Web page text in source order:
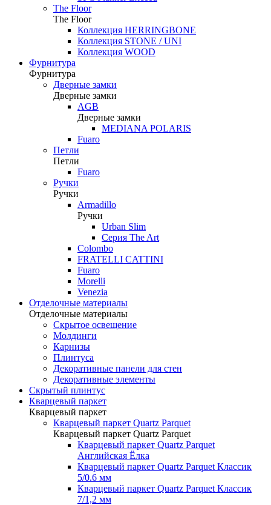
The Floor
The Floor
Коллекция HERRINGBONE
Коллекция STONE / UNI
Коллекция WOOD
Фурнитура
Фурнитура
Дверные замки
Дверные замки
AGB
Дверные замки
MEDIANA POLARIS
Fuaro
Петли
Петли
Fuaro
Ручки
Ручки
Armadillo
Ручки
Urban Slim
Серия The Art
Colombo
FRATELLI CATTINI
Fuaro
Morelli
Venezia
Отделочные материалы
Отделочные материалы
Скрытое освещение
Молдинги
Карнизы
Плинтуса
Декоративные панели для стен
Декоративные элементы
Скрытый плинтус
Кварцевый паркет
Кварцевый паркет
Кварцевый паркет Quartz Parquet
Кварцевый паркет Quartz Parquet
Кварцевый паркет Quartz Parquet
Английская Ёлка
Кварцевый паркет Quartz Parquet Классик
5/0.6 мм
Кварцевый паркет Quartz Parquet Классик
7/1,2 мм